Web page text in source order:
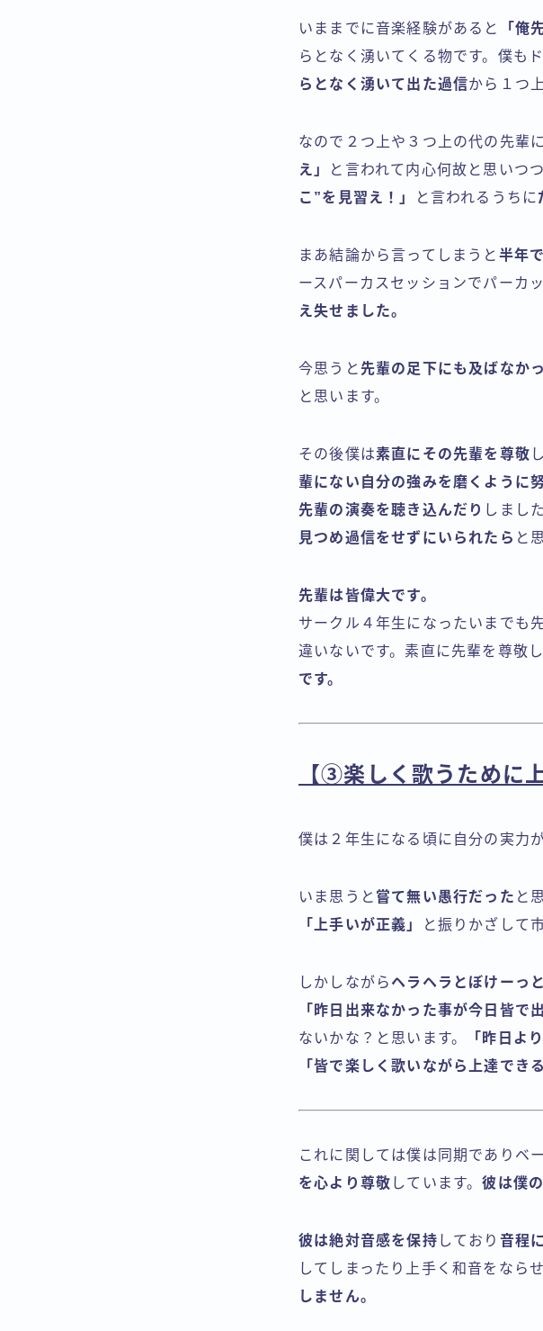
いままでに音楽経験があると 「俺
らとなく湧いてくる物です。僕も
らとなく湧いて出た過信から１つ
なので２つ上や３つ上の代の先輩
え」
と言われて内心何故と思いつ
こ”を見習え！」
と言われるうちに
まあ結論から言ってしまうと 半年
ースパーカスセッションでパーカ
え失せました。
今思うと 先輩の足下にも及ばなか
と思います。
その後僕は素直にその先輩を尊敬
輩にない自分の強みを磨くように
先輩の演奏を聴き込んだり しまし
見つめ過信をせずにいられたら と
先輩は皆偉大です。
サークル４年生になったいまでも
違いないです。素直に先輩を尊敬
です。
【③楽しく歌うために
僕は２年生になる頃に自分の実力
いま思うと 嘗て無い愚行だった と
「上手いが正義」
と振りかざして
しかしながら ヘラヘラとぼけーっ
「昨日出来なかった事が今日皆で
ないかな？と思います。
「昨日よ
「皆で楽しく歌いながら上達できる
これに関しては僕は同期でありベ
を心より尊敬 しています。彼は僕
彼は絶対音感を保持 しており 音程
してしまったり上手く和音をなら
しません。